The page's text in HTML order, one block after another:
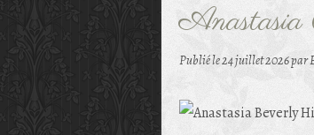
Publié le24 juillet 2026par